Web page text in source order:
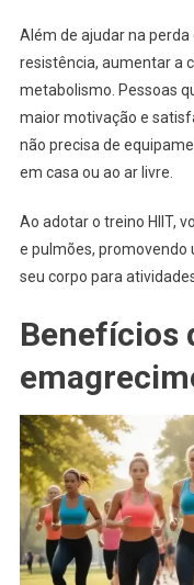
Além de ajudar na perda
resistência, aumentar a
metabolismo. Pessoas
maior motivação e
não precisa de
em casa ou ao ar livre.
Ao adotar o treino HIIT,
e pulmões, promovendo
seu corpo para
Benefícios